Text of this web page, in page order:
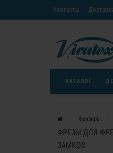
Контакты
КАТАЛОГ
Фрезеры
ФРЕЗЫ ДЛЯ
ЗАМКОВ